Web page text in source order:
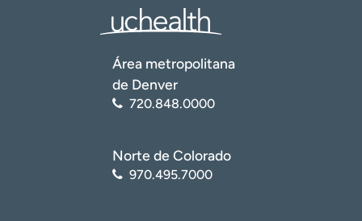
Área metropolitana
de Denver
720.848.0000
Norte de Colorado
970.495.7000